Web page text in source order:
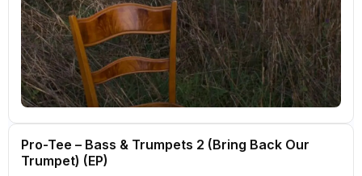
Pro-Tee – Bass & Trumpets 2 (Bring Back Our
Trumpet) (EP)